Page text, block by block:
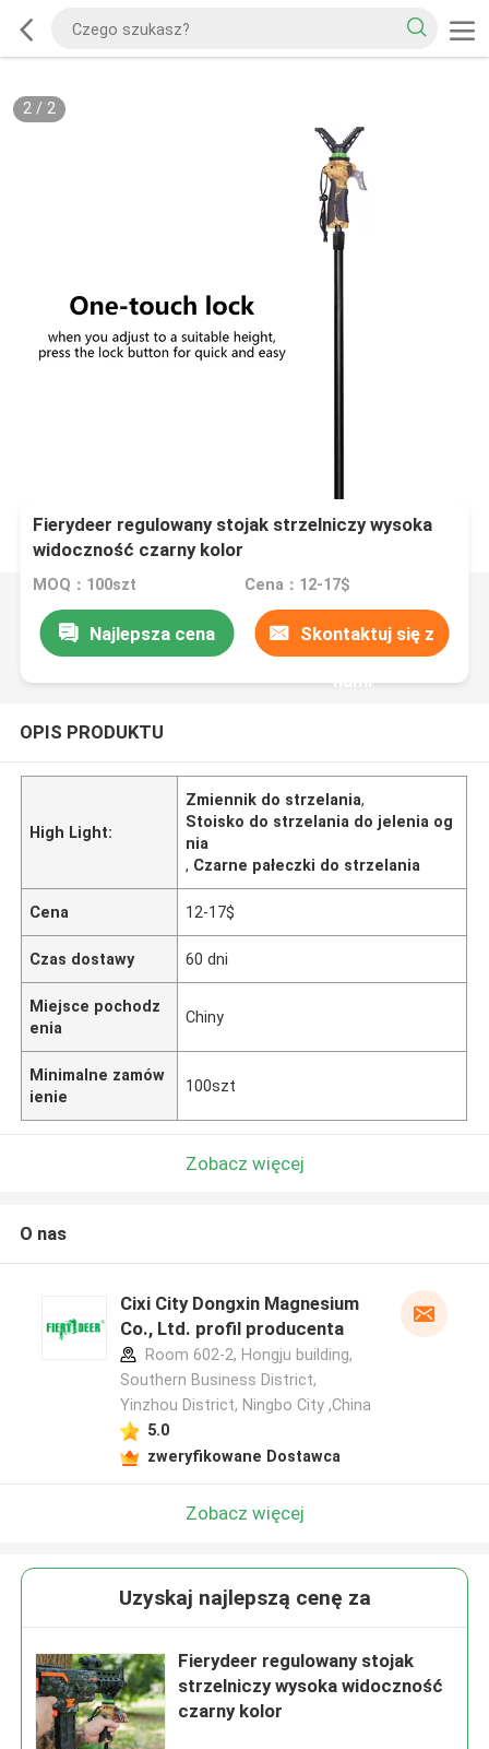
2/ 2
Fierydeer regulowany stojak strzelniczy wysoka
widoczność czarny kolor
MOQ：100szt Cena：12-17$
Najlepsza cena Skontaktuj się z
nami
OPIS PRODUKTU
High Light:
Zmiennik do strzelania,
Stoisko do strzelania do jelenia og
nia
, Czarne pałeczki do strzelania
Cena 12-17$
Czas dostawy 60 dni
Miejsce pochodz
enia
Chiny
Minimalne zamów
ienie
100szt
Zobacz więcej
O nas
Cixi City Dongxin Magnesium
Co., Ltd. profil producenta
Room 602-2, Hongju building,
Southern Business District,
Yinzhou District, Ningbo City ,China
5.0
zweryfikowane Dostawca
Zobacz więcej
Uzyskaj najlepszą cenę za
Fierydeer regulowany stojak
strzelniczy wysoka widoczność
czarny kolor